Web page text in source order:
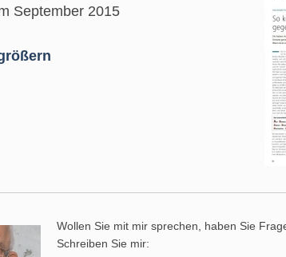
September 2015
Wollen Sie mit mir sprechen, haben Sie
Schreiben Sie mir: